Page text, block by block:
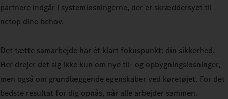
partnere indgår i systemløsningerne, der er skræddersyet til
netop dine behov.
Det tætte samarbejde har ét klart fokuspunkt: din sikkerhed.
Her drejer det sig ikke kun om nye til- og opbygningsløsninger,
men også om grundlæggende egenskaber ved køretøjet. For det
bedste resultat for dig opnås, når alle arbejder sammen.